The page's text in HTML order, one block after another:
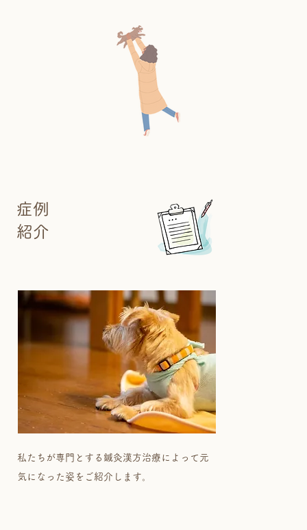
症例
紹介
私たちが専門とする鍼灸漢方治療によって元
気になった姿をご紹介します。